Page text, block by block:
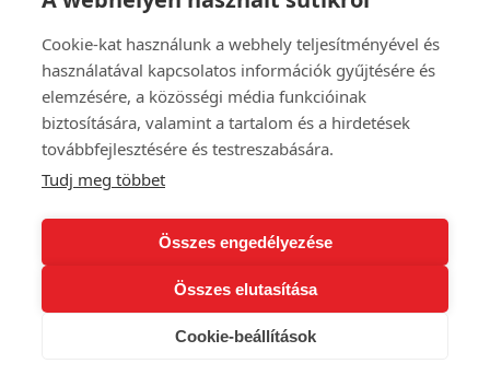
Cookie-kat használunk a webhely teljesítményével és
használatával kapcsolatos információk gyűjtésére és
elemzésére, a közösségi média funkcióinak
biztosítására, valamint a tartalom és a hirdetések
továbbfejlesztésére és testreszabására.
Tudj meg többet
Összes engedélyezése
Összes elutasítása
Cookie-beállítások
Szaletly Vendéglő és Kert
1146 Budapest, Stefánia út 93.
Nyitvatartás:
Minden nap: 12:00-23:00